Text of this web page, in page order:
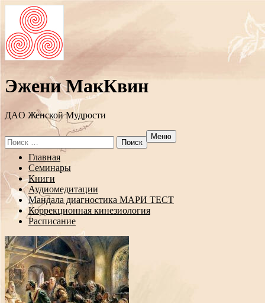
Эжени МакКвин
ДAO Женской Мудрости
Search
for:
Меню
Перейти
содержанию
Главная
Семинары
Книги
Аудиомедитации
Мандала диагностика МАРИ ТЕСТ
Коррекционная кинезиология
Расписание